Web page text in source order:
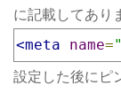
に記載してあり
<meta name=
設定した後にピ